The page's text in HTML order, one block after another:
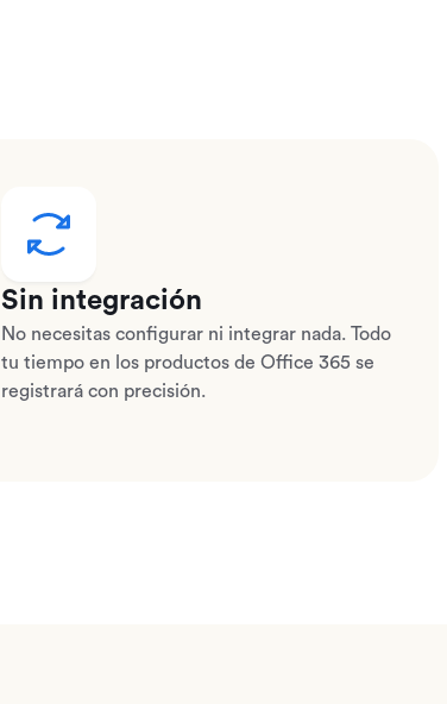
Sin integración
No necesitas configurar ni integrar nada. Todo
tu tiempo en los productos de Office 365 se
registrará con precisión.